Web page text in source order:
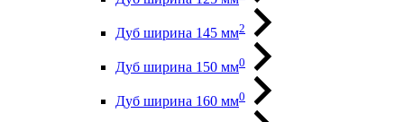
Дуб ширина 145 мм2
Дуб ширина 150 мм0
Дуб ширина 160 мм0